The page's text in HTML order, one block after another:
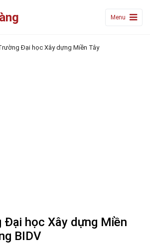
Menu
Đại học Xây dựng Miền Tây
Đại học Xây dựng Miền
BIDV